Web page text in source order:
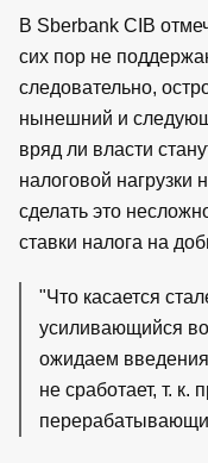
В Sberbank CIB
сих пор не
следовательно,
нынешний и
вряд ли власти
налоговой нагрузки
сделать это
ставки налога на
"Что касается
усиливающийся
ожидаем
не сработает, т. к.